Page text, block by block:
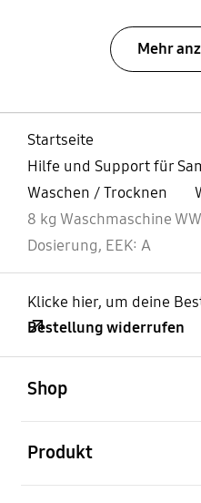
Mehr
Startseite
Hilfe und Support für
Waschen / Trocknen
8 kg Waschmaschine
Dosierung, EEK: A
Klicke hier, um deine
Bestellung widerrufen
Shop
Produkt